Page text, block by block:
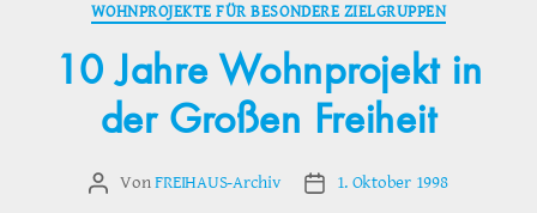
WOHNPROJEKTE FÜR BESONDERE ZIELGRUPPEN
10 Jahre Wohnprojekt in
der Großen Freiheit
Beitragsautor
VonFREIHAUS-Archiv Veröffentlichungsdatum
1. Oktober 1998